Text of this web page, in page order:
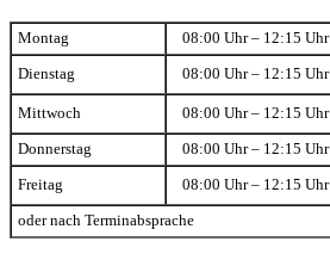
Montag 08:00 Uhr – 12:15 Uhr
Dienstag 08:00 Uhr – 12:15 Uhr
Mittwoch 08:00 Uhr – 12:15 Uhr
Donnerstag 08:00 Uhr – 12:15 Uhr
Freitag 08:00 Uhr – 12:15 Uhr
oder nach Terminabsprache